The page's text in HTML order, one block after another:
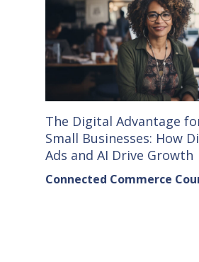
The Digital Advantage
Small Businesses: How
Ads and AI Drive Growth
Connected Commerce